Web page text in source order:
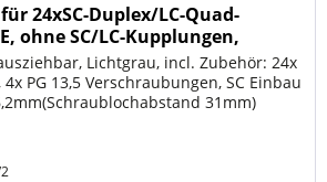
24xSC-Duplex/LC-Quad-
ohne SC/LC-Kupplungen,
Lichtgrau, incl. Zubehör: 24x
PG 13,5 Verschraubungen, SC Einbau
31mm)